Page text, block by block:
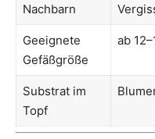
Nachbarn
Geeignete
Gefäßgröße
ab
Substrat im
Topf